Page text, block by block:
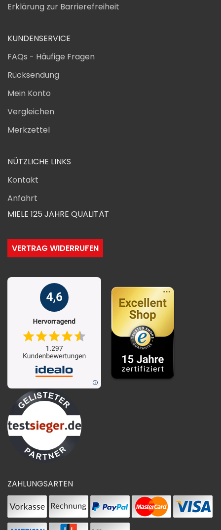
Erklärung zur Barrierefreiheit
KUNDENSERVICE
FAQs - Häufige Fragen
Rücksendung
Mein Konto
Vergleichen
Merkzettel
NÜTZLICHE LINKS
Kontakt
Anfahrt
MIELE 125 JAHRE QUALITÄT
VERTRAG WIDERRUFEN
ZAHLUNGSARTEN